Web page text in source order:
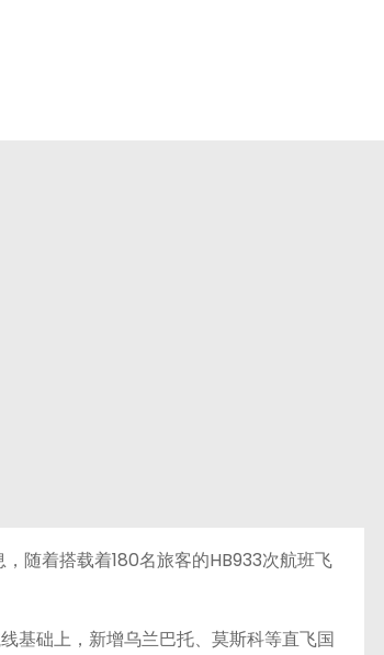
随着搭载着180名旅客的HB933次航班飞
基础上，新增乌兰巴托、莫斯科等直飞国